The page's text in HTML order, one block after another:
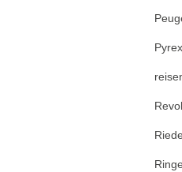
Pyrex
Revol